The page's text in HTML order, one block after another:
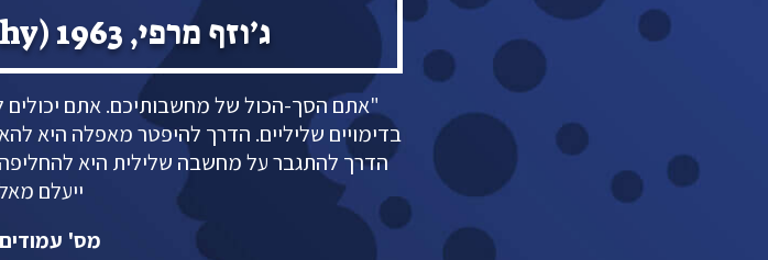
ג’וזף מרפי, 1963 (Joseph Murphy)
"אתם הסך-הכול של מחשבותיכם. אתם
בדימויים שליליים. הדרך להיפטר מאפלה היא
הדרך להתגבר על מחשבה שלילית היא
ייעלם
מס'